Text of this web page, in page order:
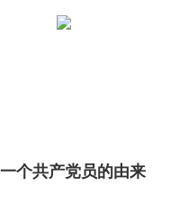
个共产党员的由来